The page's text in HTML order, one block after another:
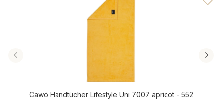
Cawö Handtücher Lifestyle Uni 7007 apricot - 552